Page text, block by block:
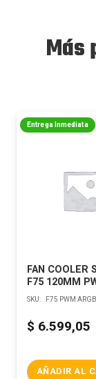
Más
Entrega Inmediata
FAN COOLER
F75 120MM
SKU: F75 PWM
$ 6.599,05
AÑADIR AL